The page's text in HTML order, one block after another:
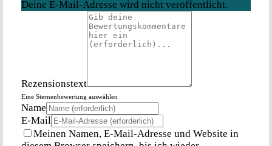
Deine E-Mail-Adresse wird nicht veröffentlicht.
Rezensionstext
Eine Sternenbewertung auswählen
Name
E-Mail
Meinen Namen, E-Mail-Adresse und Website in